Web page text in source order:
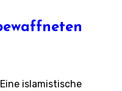
islamistische